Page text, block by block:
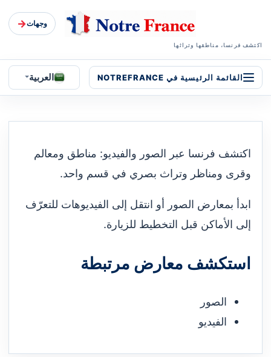
اكتشف فرنسا، مناطقها وتراثها
وجهات→
القائمة الرئيسية في NOTREFRANCE العربية
اكتشف فرنسا عبر الصور والفيديو: مناطق ومعالم
وقرى ومناظر وتراث بصري في قسم واحد.
ابدأ بمعارض الصور أو انتقل إلى الفيديوهات للتعرّف
إلى الأماكن قبل التخطيط للزيارة.
استكشف معارض مرتبطة
الصور
الفيديو